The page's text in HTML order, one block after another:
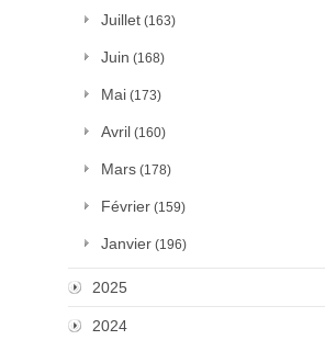
Juillet (163)
Juin (168)
Mai (173)
Avril (160)
Mars (178)
Février (159)
Janvier (196)
2025
2024